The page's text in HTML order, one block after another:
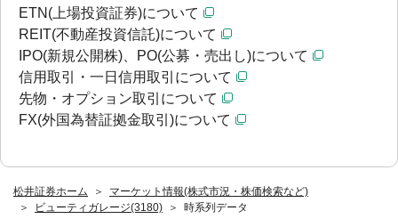
松井証券ホーム
マーケット情報(株式市況・株価検索など)
ビューティガレージ(3180)
時系列データ
ETN(上場投資証券)について
REIT(不動産投資信託)について
IPO(新規公開株)、PO(公募・売出し)について
信用取引・一日信用取引について
先物・オプション取引について
FX(外国為替証拠金取引)について